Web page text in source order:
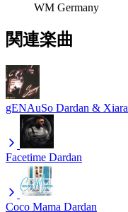
WM Germany
関連楽曲
gENAuSo Dardan & Xiara
Facetime Dardan
Coco Mama Dardan